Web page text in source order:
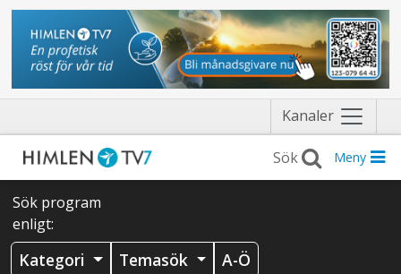
Kanaler Näytä
valikko
Meny
Sök program
enligt:
Kategori Temasök A-Ö